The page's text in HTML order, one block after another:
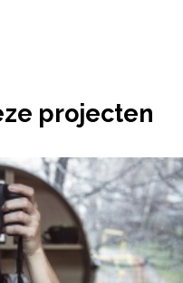
projecten